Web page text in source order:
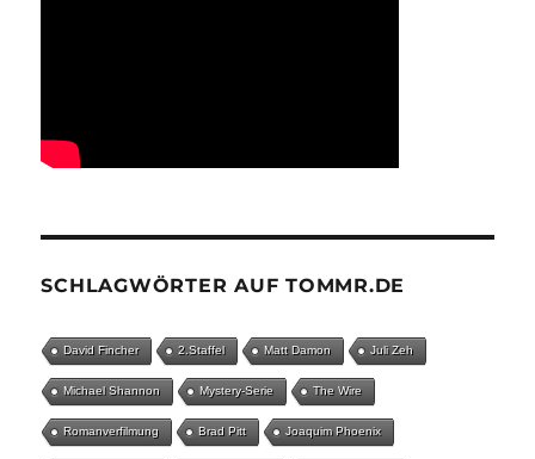
SCHLAGWÖRTER AUF TOMMR.DE
David Fincher 2.Staffel Matt Damon Juli Zeh
Michael Shannon Mystery-Serie The Wire
Romanverfilmung Brad Pitt Joaquim Phoenix